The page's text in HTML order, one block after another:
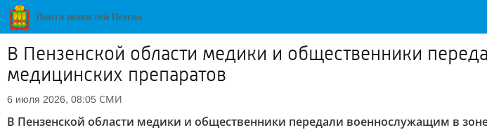
В Пензенской области медики и общественники
медицинских препаратов
6 июля 2026, 08:05 СМИ
В Пензенской области медики и общественники передали военнослужащим в